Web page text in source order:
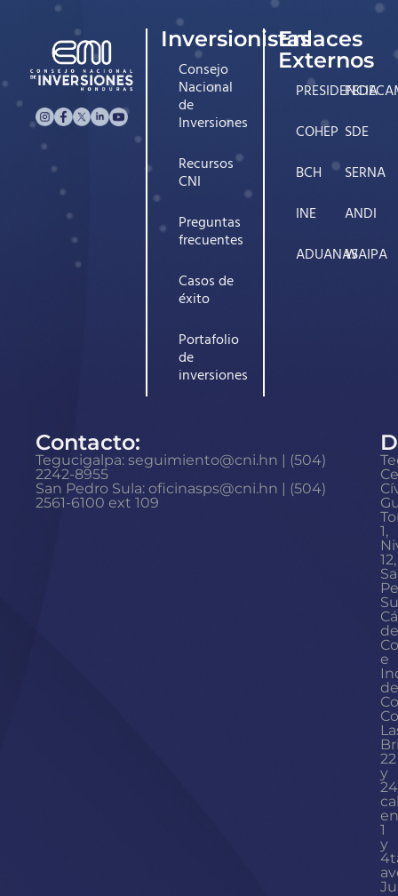
Inversionistas
Consejo
Nacional
de
Inversiones
Recursos
CNI
Preguntas
frecuentes
Casos de
éxito
Portafolio
de
inversiones
Enlaces
Externos
PRESIDENCIA
COHEP
BCH
INE
ADUANAS
SDE
SERNA
ANDI
WAIPA
Contacto:
Tegucigalpa: seguimiento@cni.hn | (504)
2242-8955
San Pedro Sula: oficinasps@cni.hn | (504)
2561-6100 ext 109
1,
12,
de
e
de
22
y
24
1
y